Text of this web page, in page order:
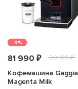
-9%
81 990 ₽ 90 189 ₽
Кофемашина Gaggia
Magenta Milk